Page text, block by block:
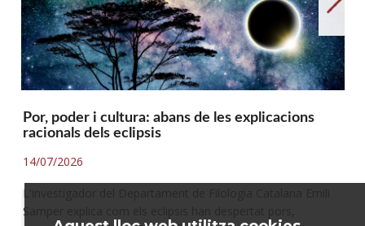
Por, poder i cultura: abans de les explicacions
racionals dels eclipsis
14/07/2026
L'investigador del Departament de Filologia Catalana Emili
Samper explica com els eclipsis han despertat pors,
→